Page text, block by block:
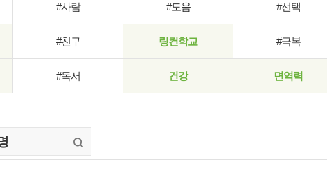
#사람 #도움 #선택
#친구 링컨학교 #극복
#독서 건강 면역력